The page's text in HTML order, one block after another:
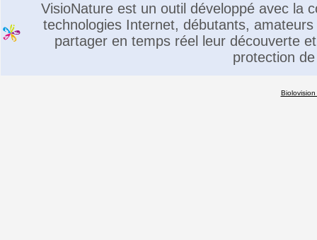
VisioNature est un outil développé avec la
technologies Internet, débutants,
partager en temps réel leur découverte
protection
Biolovision